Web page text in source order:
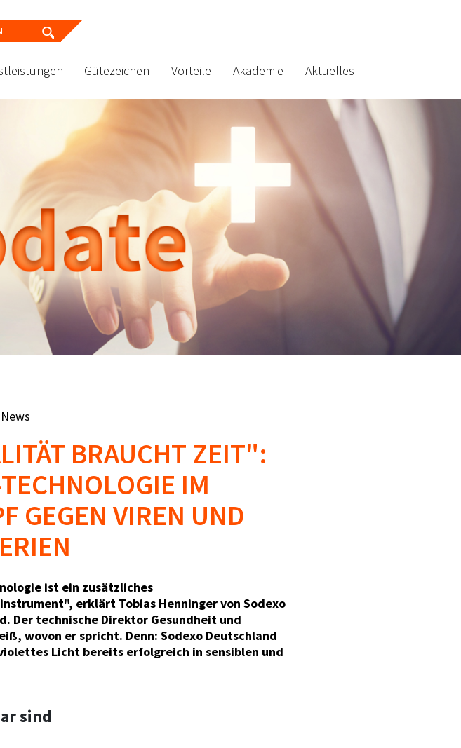
Gütezeichen Vorteile Akademie Aktuelles
BRAUCHT ZEIT":
IM
GEGEN VIREN UND
ist ein zusätzliches
erklärt Tobias Henninger von Sodexo
Der technische Direktor Gesundheit und
wovon er spricht. Denn: Sodexo Deutschland
Licht bereits erfolgreich in sensiblen und
sind